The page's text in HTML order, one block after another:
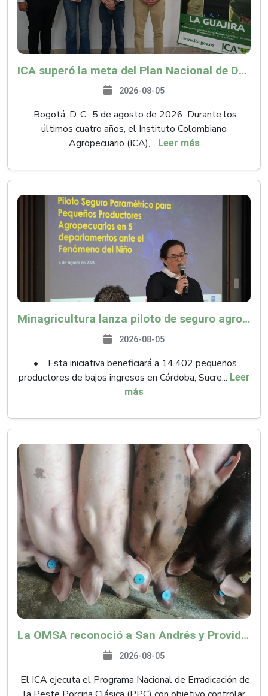
ICA superó la meta del Plan Nacional de Desarrollo y abrió 61 mercados internacionales
2026-08-05
Bogotá, D. C., 5 de agosto de 2026. Durante los
últimos cuatro años, el Instituto Colombiano
Agropecuario (ICA),... Leer más
Minagricultura lanza piloto de seguro agropecuario por $9.625 millones para proteger a más de 14.000 pequeños productores contra riesgos del Fenómeno de El Niño
2026-08-05
• Esta iniciativa beneficiará a 14.402 pequeños
productores de bajos ingresos en Córdoba, Sucre... Leer
más
La OMSA reconoció a San Andrés y Providencia como zona libre de Peste Porcina Clásica (PPC)
2026-08-05
El ICA ejecuta el Programa Nacional de Erradicación de